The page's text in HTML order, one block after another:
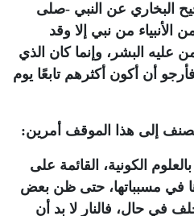
البخاري عن النبي -صلى
من نبي إلا وقد
عليه البشر، وإنما كان الذي
فأرجو أن أكون أكثرهم تابعًا يوم
إلى هذا الموقف أمرين:
الكونية، القائمة على
في مسبباتها، حتى ظن بعض
في حال، فالنار لا بد أن